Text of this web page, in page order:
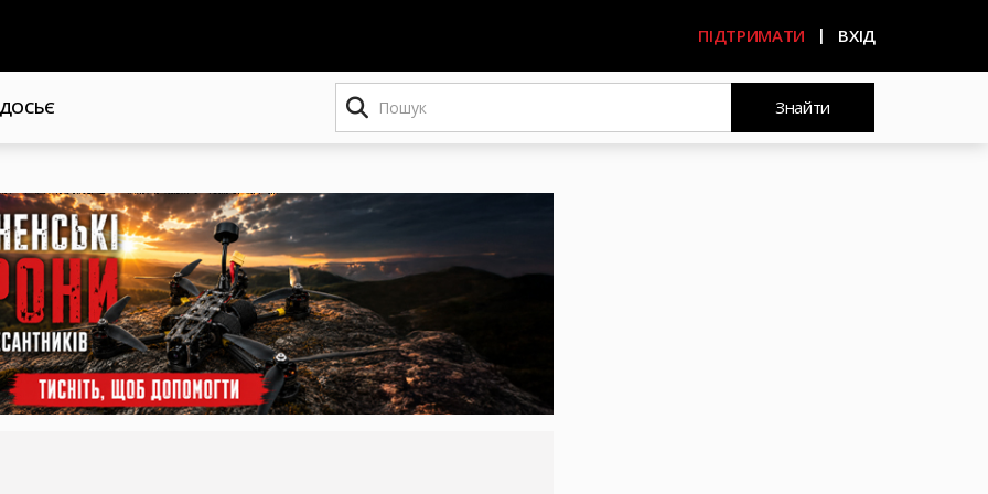
ПІДТРИМАТИ ВХІД
ДОСЬЄ
Пошук
Знайти